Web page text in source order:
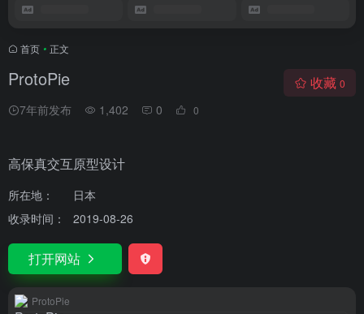
首页 • 正文
ProtoPie
7年前发布 1,402 0 0
收藏 0
高保真交互原型设计
所在地：
日本
收录时间：
2019-08-26
打开网站
ProtoPie